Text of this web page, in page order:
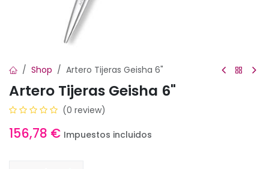
Shop Artero Tijeras Geisha 6"
Artero Tijeras Geisha 6"
(0 review)
156,78 € Impuestos incluidos